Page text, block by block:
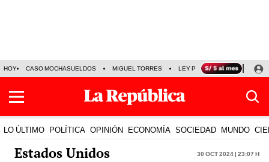
HOY CASO MOCHASUELDOS MIGUEL TORRES LEY PULPÍN PRECIO DEL
LO ÚLTIMO POLÍTICA OPINIÓN ECONOMÍA SOCIEDAD MUNDO
Estados Unidos 30 Oct 2024 | 23:07 h